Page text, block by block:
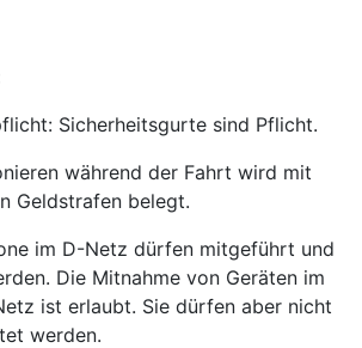
Sicherheitsgurte sind Pflicht.
während der Fahrt wird mit
Geldstrafen belegt.
im D-Netz dürfen mitgeführt und
Die Mitnahme von Geräten im
ist erlaubt. Sie dürfen aber nicht
werden.